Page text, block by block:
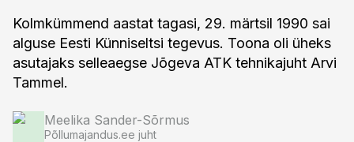
Kolmkümmend aastat tagasi, 29. märtsil 1990 sai
alguse Eesti Künniseltsi tegevus. Toona oli üheks
asutajaks selleaegse Jõgeva ATK tehnikajuht Arvi
Tammel.
Meelika Sander-Sõrmus
Põllumajandus.ee juht